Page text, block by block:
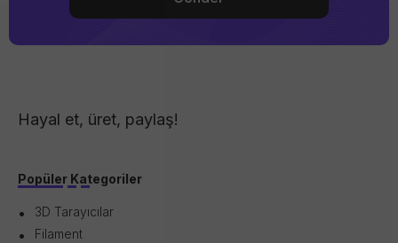
Hayal et, üret, paylaş!
Popüler Kategoriler
3D Tarayıcılar
Filament